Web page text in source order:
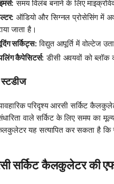
समय विलंब बनाने के लिए
ऑडियो और सिग्नल प्रोसेसिंग में
जाता है।
सर्किट्स: विद्युत आपूर्ति में वोल्टेज
कैपेसिटर्स: डीसी अवयवों को
परिदृश्य आरसी सर्किट
वाले सर्किट के लिए समय का
यह सत्यापित कर सकता है कि
सर्किट कैलकुलेटर की